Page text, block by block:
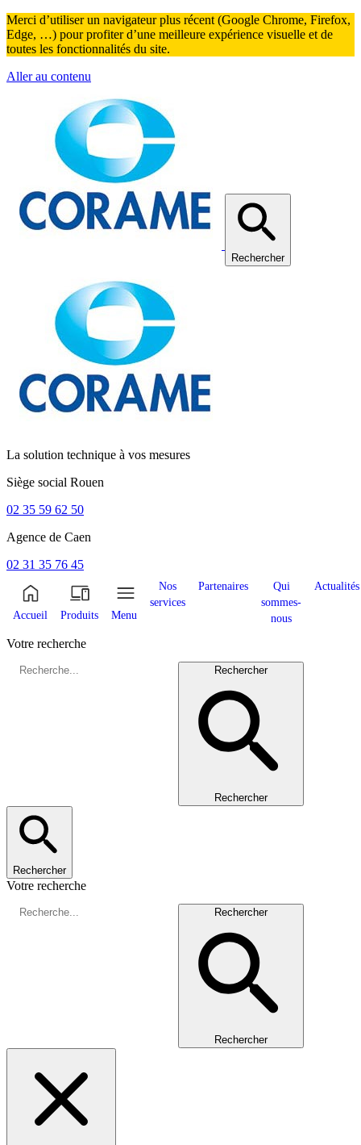
Merci d’utiliser un navigateur plus récent (Google Chrome, Firefox,
Edge, …) pour profiter d’une meilleure expérience visuelle et de
toutes les fonctionnalités du site.
Aller au contenu
Rechercher
La solution technique à vos mesures
Siège social Rouen
02 35 59 62 50
Agence de Caen
02 31 35 76 45
Accueil Produits Menu
Nos
services
Partenaires
Qui
sommes-
nous
Actualités
Votre recherche
Rechercher
Rechercher
Rechercher
Votre recherche
Rechercher
Rechercher